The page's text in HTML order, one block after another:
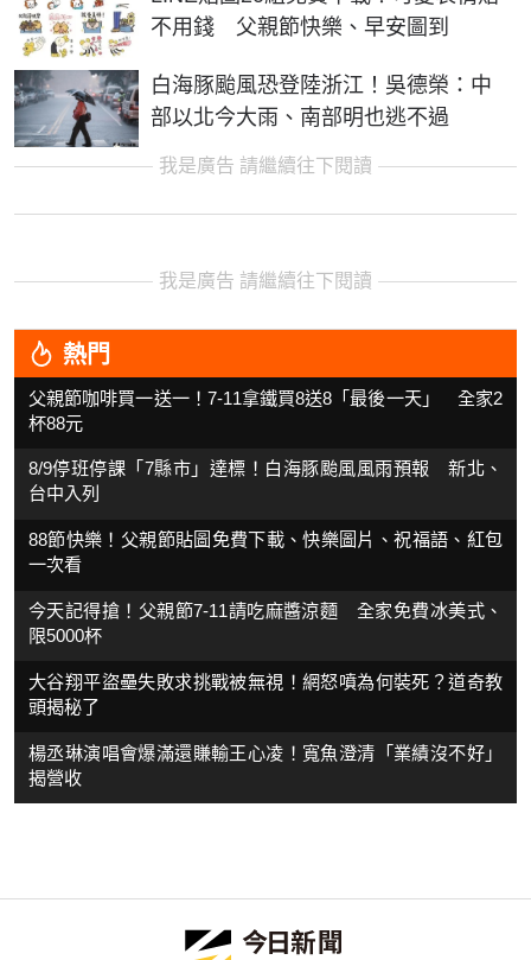
不用錢 父親節快樂、早安圖到
白海豚颱風恐登陸浙江！吳德榮：中
部以北今大雨、南部明也逃不過
我是廣告 請繼續往下閱讀
我是廣告 請繼續往下閱讀
熱門
父親節咖啡買一送一！7-11拿鐵買8送8「最後一天」 全家2
杯88元
8/9停班停課「7縣市」達標！白海豚颱風風雨預報 新北、
台中入列
88節快樂！父親節貼圖免費下載、快樂圖片、祝福語、紅包
一次看
今天記得搶！父親節7-11請吃麻醬涼麵 全家免費冰美式、
限5000杯
大谷翔平盜壘失敗求挑戰被無視！網怒噴為何裝死？道奇教
頭揭秘了
楊丞琳演唱會爆滿還賺輸王心凌！寬魚澄清「業績沒不好」
揭營收